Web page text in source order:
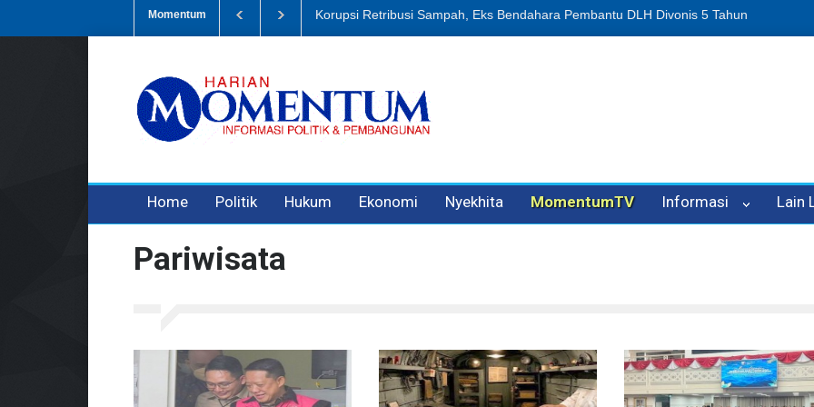
Momentum Dugaan Penipuan Oleh Oknum Kadis, Kuasa Hukum Pelapor Desak Polisi Tetapkan P-
Home Politik Hukum Ekonomi Nyekhita MomentumTV Informasi Lain
Pariwisata